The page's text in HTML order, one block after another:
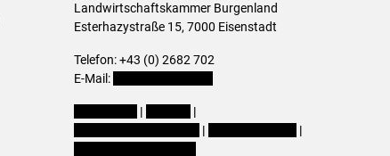
Landwirtschaftskammer Burgenland
Esterhazystraße 15, 7000 Eisenstadt
Telefon: +43 (0) 2682 702
E-Mail:
|
|
|
|